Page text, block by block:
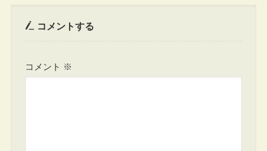
コメントする
コメント ※